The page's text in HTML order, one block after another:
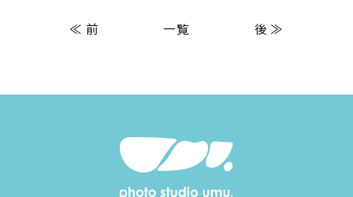
≪ 前 一覧 後 ≫